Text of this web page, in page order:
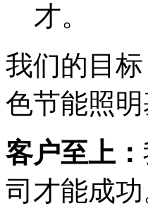
才。
我们的目
色节能照
客户至上：
司才能成